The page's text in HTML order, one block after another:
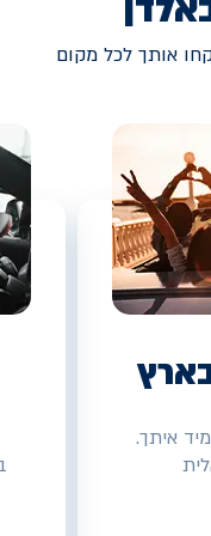
אותך לכל מקום
איתך.